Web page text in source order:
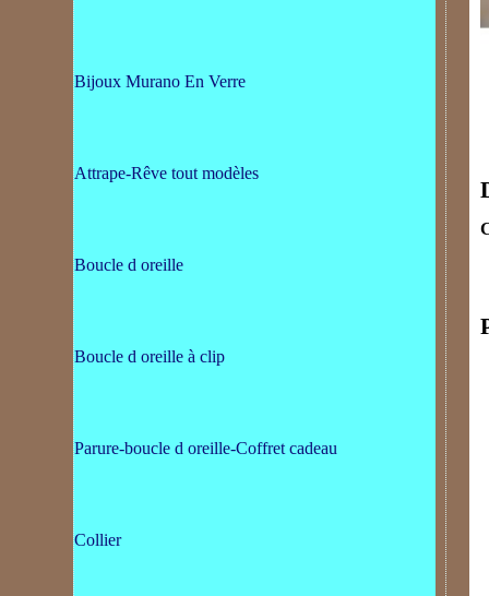
Bijoux Murano En Verre
Attrape-Rêve tout modèles
Boucle d oreille
Boucle d oreille à clip
Parure-boucle d oreille-Coffret cadeau
Collier